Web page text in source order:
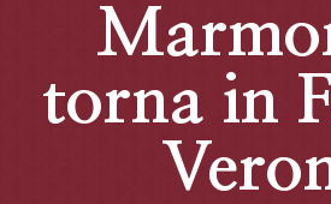
torna in